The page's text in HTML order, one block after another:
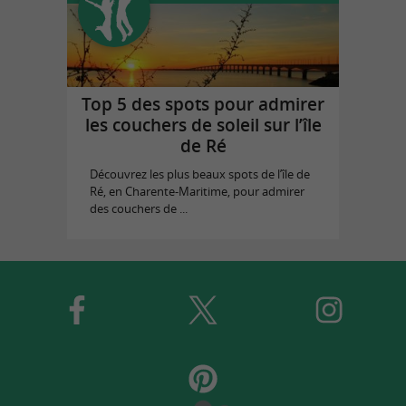
Top 5 des spots pour admirer
les couchers de soleil sur l’île
de Ré
Découvrez les plus beaux spots de l’île de
Ré, en Charente-Maritime, pour admirer
des couchers de ...